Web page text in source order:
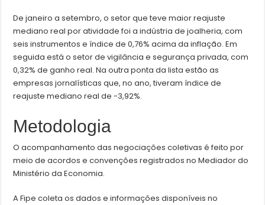
De janeiro a setembro, o setor que teve maior reajuste
mediano real por atividade foi a indústria de joalheria, com
seis instrumentos e índice de 0,76% acima da inflação. Em
seguida está o setor de vigilância e segurança privada, com
0,32% de ganho real. Na outra ponta da lista estão as
empresas jornalísticas que, no ano, tiveram índice de
reajuste mediano real de -3,92%.
Metodologia
O acompanhamento das negociações coletivas é feito por
meio de acordos e convenções registrados no Mediador do
Ministério da Economia.
A Fipe coleta os dados e informações disponíveis no